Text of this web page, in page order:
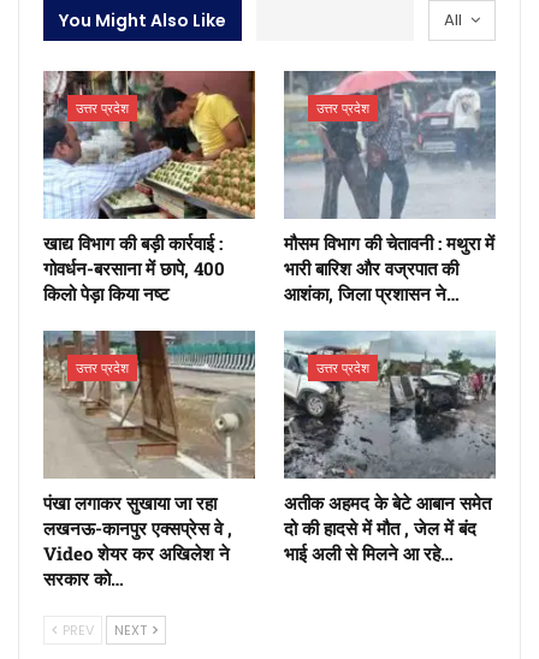
All
You Might Also Like
उत्तर प्रदेश
खाद्य विभाग की बड़ी कार्रवाई :
गोवर्धन-बरसाना में छापे, 400
किलो पेड़ा किया नष्ट
उत्तर प्रदेश
मौसम विभाग की चेतावनी : मथुरा में
भारी बारिश और वज्रपात की
आशंका, जिला प्रशासन ने…
उत्तर प्रदेश
पंखा लगाकर सुखाया जा रहा
लखनऊ-कानपुर एक्सप्रेस वे ,
Video शेयर कर अखिलेश ने
सरकार को…
उत्तर प्रदेश
अतीक अहमद के बेटे आबान समेत
दो की हादसे में मौत , जेल में बंद
भाई अली से मिलने आ रहे…
PREV NEXT